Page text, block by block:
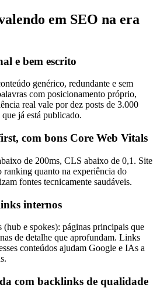
em SEO na era
e bem escrito
genérico, redundante e sem
com posicionamento próprio,
real vale por dez posts de 3.000
já está publicado.
com bons Core Web Vitals
de 200ms, CLS abaixo de 0,1. Site
ranking quanto na experiência do
fontes tecnicamente saudáveis.
internos
(hub e spokes): páginas principais que
de detalhe que aprofundam. Links
conteúdos ajudam Google e IAs a
com backlinks de qualidade